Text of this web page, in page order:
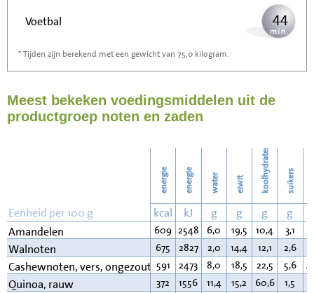
Voetbal 44
Stofzuigen
Strijken 143
164
* Tijden zijn berekend met een gewicht van 75,0 kilogram.
Meest bekeken voedingsmiddelen uit de
productgroep noten en zaden
energie energie water eiwit koolhydraten suikers
Eenheid per 100 g kcal kJ g g g g
Amandelen
609 2548 6,0 19,5 10,4 3,1
Walnoten 675 2827 2,0 14,4 12,1 2,6
Cashewnoten, vers, ongezouten591 2473 8,0 18,5 22,5 5,6
Quinoa, rauw 372 1556 11,4 15,2 60,6 1,5